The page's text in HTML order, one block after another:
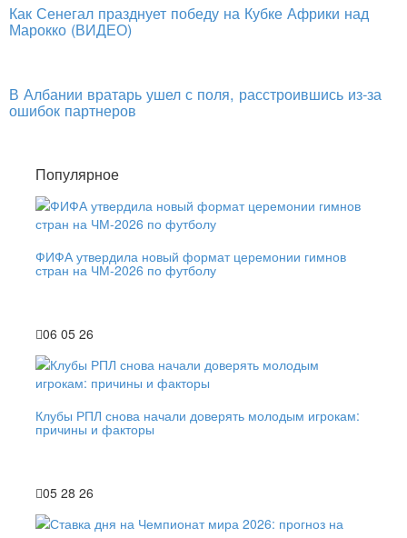
Как Сенегал празднует победу на Кубке Африки над
Марокко (ВИДЕО)
В Албании вратарь ушел с поля, расстроившись из-за
ошибок партнеров
Популярное
ФИФА утвердила новый формат церемонии гимнов
стран на ЧМ-2026 по футболу
06 05 26
Клубы РПЛ снова начали доверять молодым игрокам:
причины и факторы
05 28 26